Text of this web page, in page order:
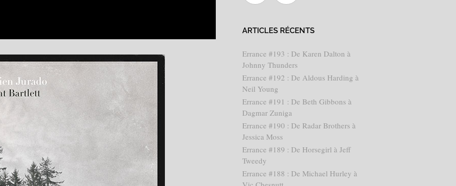
ARTICLES RÉCENTS
Errance #193 : De Karen Dalton à
Johnny Thunders
Errance #192 : De Aldous Harding à
Neil Young
Errance #191 : De Beth Gibbons à
Dagmar Zuniga
Errance #190 : De Radar Brothers à
Jessica Moss
Errance #189 : De Horsegirl à Jeff
Tweedy
Errance #188 : De Michael Hurley à